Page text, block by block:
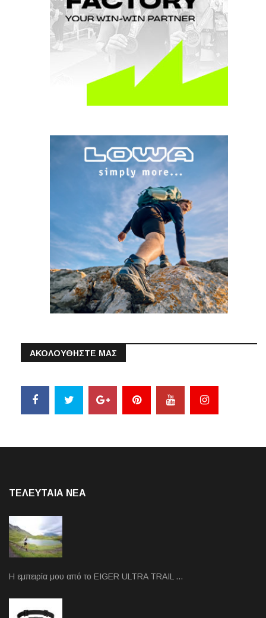
ΑΚΟΛΟΥΘΗΣΤΕ ΜΑΣ
ΤΕΛΕΥΤΑΙΑ NEA
Η εμπειρία μου από το EIGER ULTRA TRAIL …